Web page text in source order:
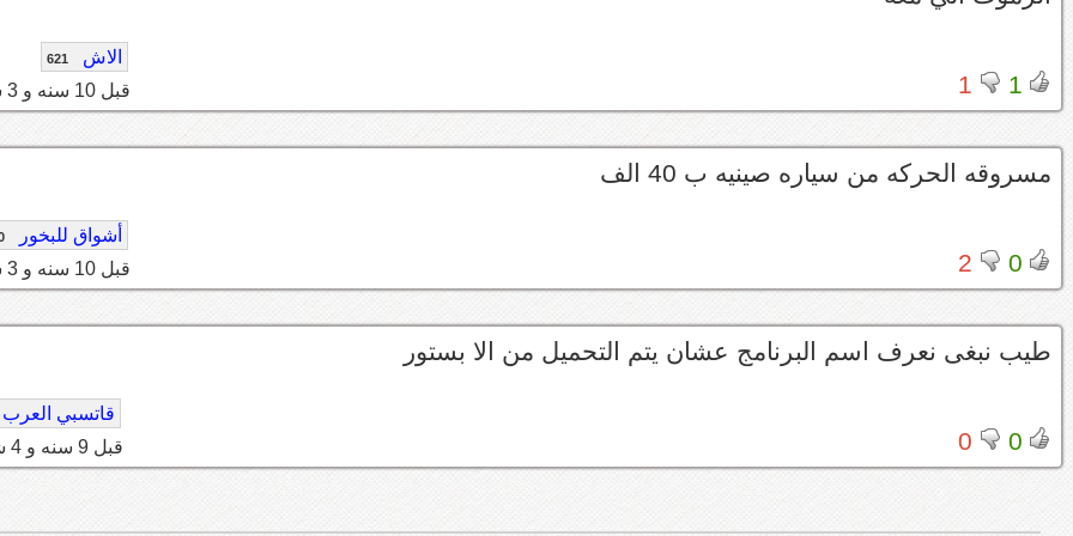
1
1
الاش 621
قبل 10 سنه و 3 شهر
مسروقه الحركه من سياره صينيه ب 40 الف
0
2
أشواق للبخور
قبل 10 سنه و 3 شهر
طيب نبغى نعرف اسم البرنامج عشان يتم التحميل من الا بستور
0
0
قاتسبي
قبل 9 سنه و 4 شهر